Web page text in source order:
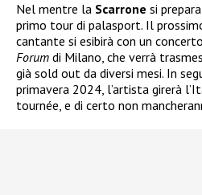
Nel mentre la Scarrone si
primo tour di palasport. Il
cantante si esibirà con un
Forum di Milano, che verrà
già sold out da diversi mesi. In
primavera 2024, l’artista girerà
tournée, e di certo non